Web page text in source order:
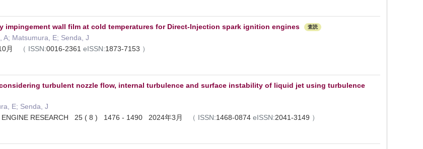
impingement wall film at cold temperatures for Direct-Injection spark ignition engines 査読
A; Matsumura, E; Senda, J
月
（ ISSN:0016-2361 eISSN:1873-7153 ）
turbulent nozzle flow, internal turbulence and surface instability of liquid jet using turbulence
E; Senda, J
ENGINE RESEARCH 25 ( 8 ) 1476 - 1490 2024年3月 （ ISSN:1468-0874 eISSN:2041-3149 ）